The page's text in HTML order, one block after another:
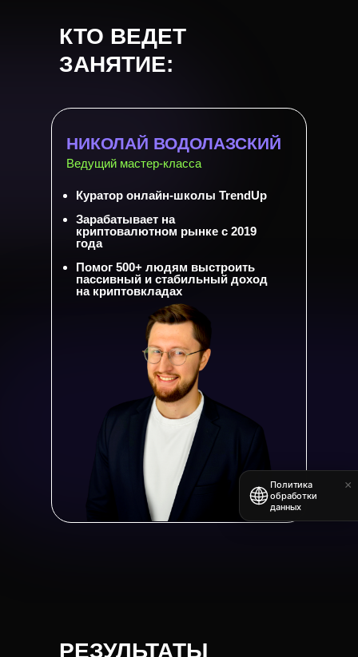
КТО ВЕДЕТ
ЗАНЯТИЕ:
НИКОЛАЙ ВОДОЛАЗСКИЙ
Куратор онлайн-школы TrendUp
Зарабатывает на
криптовалютном рынке с 2019
года
Помог 500+ людям выстроить
пассивный и стабильный доход
на криптовкладах
Ведущий мастер-класса
РЕЗУЛЬТАТЫ
Политика
обработки
данных
×